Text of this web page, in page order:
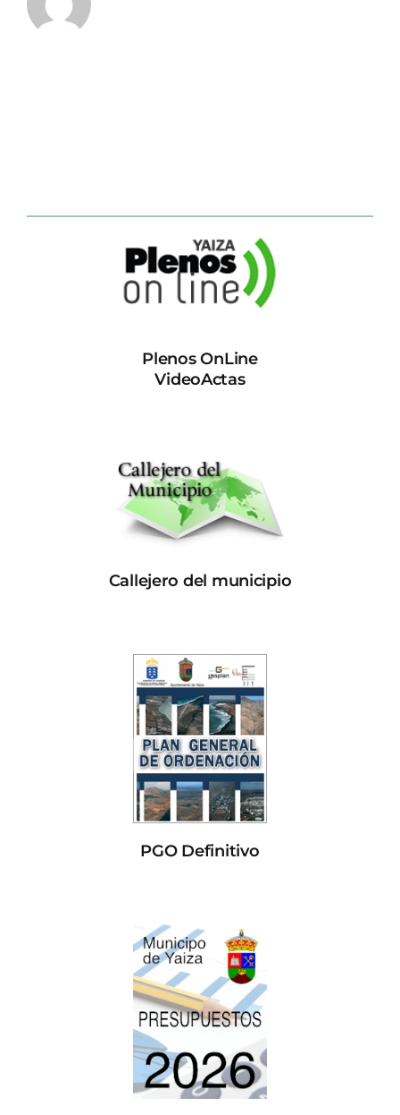
Plenos OnLine
VideoActas
Callejero del municipio
PGO Definitivo